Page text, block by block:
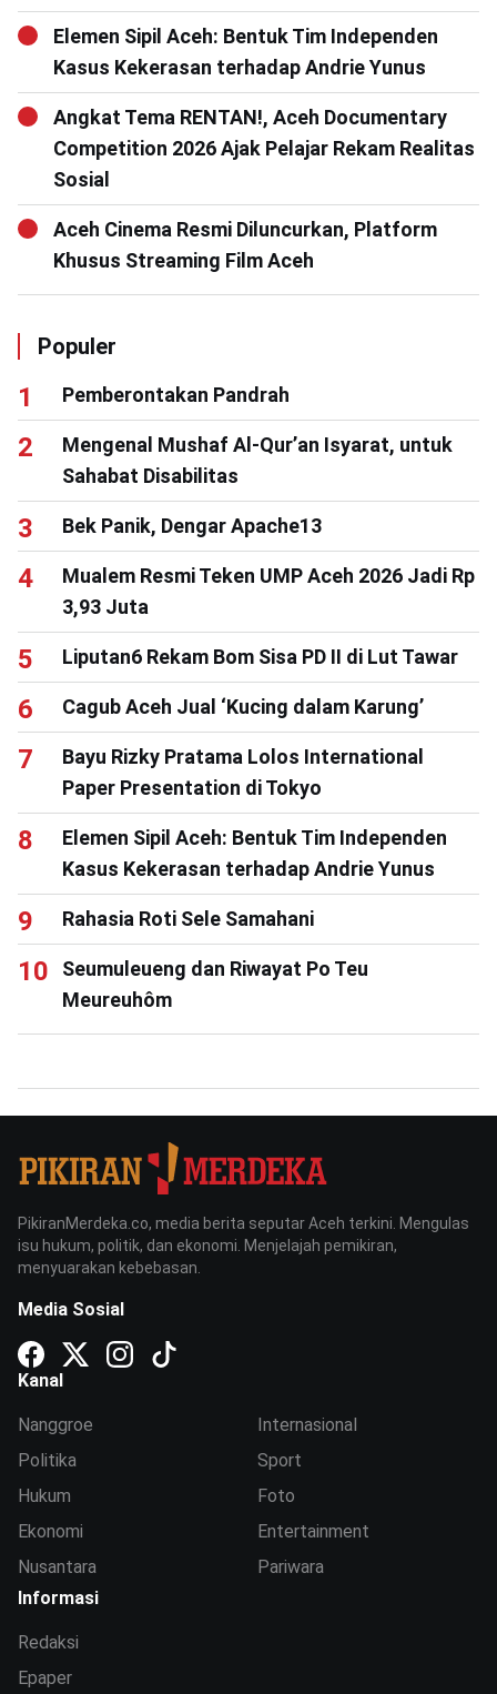
Elemen Sipil Aceh: Bentuk Tim Independen
Kasus Kekerasan terhadap Andrie Yunus
Angkat Tema RENTAN!, Aceh Documentary
Competition 2026 Ajak Pelajar Rekam Realitas
Sosial
Aceh Cinema Resmi Diluncurkan, Platform
Khusus Streaming Film Aceh
Populer
Pemberontakan Pandrah
Mengenal Mushaf Al-Qur’an Isyarat, untuk
Sahabat Disabilitas
Bek Panik, Dengar Apache13
Mualem Resmi Teken UMP Aceh 2026 Jadi Rp
3,93 Juta
Liputan6 Rekam Bom Sisa PD II di Lut Tawar
Cagub Aceh Jual ‘Kucing dalam Karung’
Bayu Rizky Pratama Lolos International
Paper Presentation di Tokyo
Elemen Sipil Aceh: Bentuk Tim Independen
Kasus Kekerasan terhadap Andrie Yunus
Rahasia Roti Sele Samahani
Seumuleueng dan Riwayat Po Teu
Meureuhôm
PikiranMerdeka.co, media berita seputar Aceh terkini. Mengulas
isu hukum, politik, dan ekonomi. Menjelajah pemikiran,
menyuarakan kebebasan.
Media Sosial
Kanal
Nanggroe
Politika
Hukum
Ekonomi
Nusantara
Internasional
Sport
Foto
Entertainment
Pariwara
Informasi
Redaksi
Epaper